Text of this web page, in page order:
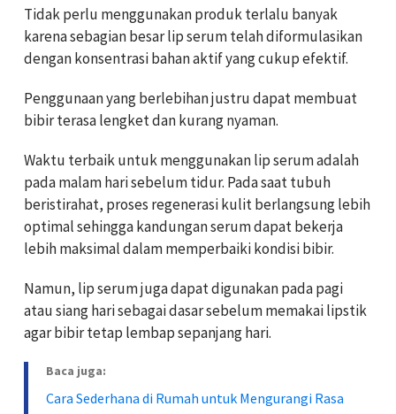
Tidak perlu menggunakan produk terlalu banyak
karena sebagian besar lip serum telah diformulasikan
dengan konsentrasi bahan aktif yang cukup efektif.
Penggunaan yang berlebihan justru dapat membuat
bibir terasa lengket dan kurang nyaman.
Waktu terbaik untuk menggunakan lip serum adalah
pada malam hari sebelum tidur. Pada saat tubuh
beristirahat, proses regenerasi kulit berlangsung lebih
optimal sehingga kandungan serum dapat bekerja
lebih maksimal dalam memperbaiki kondisi bibir.
Namun, lip serum juga dapat digunakan pada pagi
atau siang hari sebagai dasar sebelum memakai lipstik
agar bibir tetap lembap sepanjang hari.
Baca juga:
Cara Sederhana di Rumah untuk Mengurangi Rasa